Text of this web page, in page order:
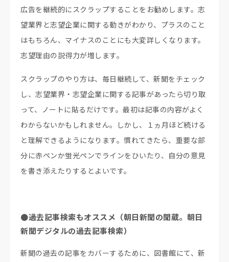
広告を継続的にスクラップすることをお勧めします。志
望業界と志望企業に関する動きがわかり、プラスのこと
はもちろん、マイナスのことにも大変詳しくなります。
志望理由の説得力が増します。
スクラップのやり方は、毎日継続して、新聞をチェック
し、志望業界・志望企業に関する記事があったら切り取
って、ノートに貼るだけです。最初は記事の内容がよく
わからないかもしれません。しかし、１ヵ月ほど続ける
と理解できるようになります。慣れてきたら、重要な部
分に赤ペンか蛍光ペンでラインをひいたり、自分の意見
を書き添えたりするとよいです。
●過去記事検索もオススメ（朝日新聞の聞蔵。朝日
新聞デジタルの過去記事検索）
新聞の過去の記事をカバーするために、図書館にて、新